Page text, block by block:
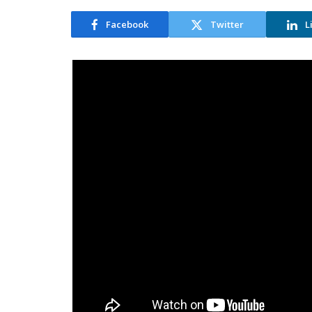
Facebook Twitter